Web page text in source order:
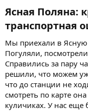
Ясная Поляна:
транспортная
Мы приехали в Ясную
Погуляли,
Справились за пару
решили, что можем
что до станции не
смотреть по карте
куличиках. У нас